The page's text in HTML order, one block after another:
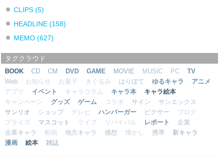
CLIPS (5)
HEADLINE (158)
MEMO (627)
タグクラウド
BOOK CD CM DVD GAME MOVIE MUSIC PC
TV
Web
お知らせ お菓子 きぐるみ はりぼて ゆるキャラ
アニメ
アプリ
イベント キャラコラム キャラ本
キャラ絵本
キャンペーン
グッズ ゲーム コラボ サイン
サンエックス
サンリオ
ショップ テレビ ハンバーガー ピクサー
ブログ
プライズ
マスコット ライブ リバイバル レポート
企業
企業キャラ
動画 地方キャラ 感想 懐かし 携帯
新キャラ
漫画
絵本 雑誌